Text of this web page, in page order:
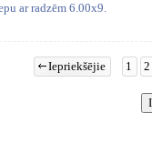
ar radzēm 6.00x9.
Iepriekšējie 1 2